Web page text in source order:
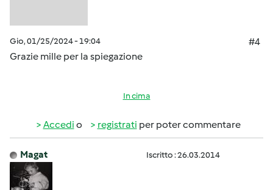
Gio, 01/25/2024 - 19:04
#4
Grazie mille per la spiegazione
In cima
Accedi o registrati per poter commentare
Magat Iscritto : 26.03.2014